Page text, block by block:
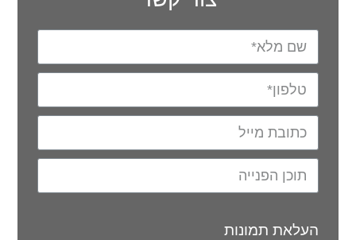
העלאת תמונות